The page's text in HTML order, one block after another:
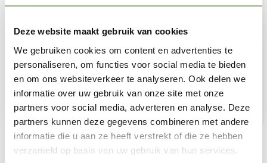
Deze website maakt gebruik van cookies
We gebruiken cookies om content en advertenties te
personaliseren, om functies voor social media te bieden
en om ons websiteverkeer te analyseren. Ook delen we
informatie over uw gebruik van onze site met onze
partners voor social media, adverteren en analyse. Deze
partners kunnen deze gegevens combineren met andere
informatie die u aan ze heeft verstrekt of die ze hebben
verzameld op basis van uw gebruik van hun services.
Nurgling Green - Layer Paint - 12ml - 22-29
€3,60
Niet op voorraad